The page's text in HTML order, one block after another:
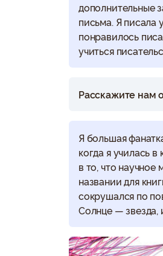
дополнительные
письма. Я
понравилось
учиться
Расскажите нам
Я большая
когда я училась
в то, что
названии для
сокрушался по
Солнце — звезда,